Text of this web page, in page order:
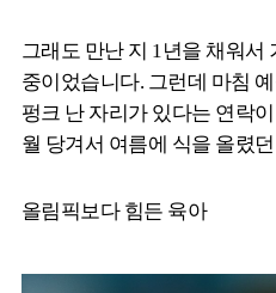
그래도 만난 지 1년을 채워서
중이었습니다. 그런데 마침
펑크 난 자리가 있다는 연락
월 당겨서 여름에 식을 올렸
올림픽보다 힘든 육아